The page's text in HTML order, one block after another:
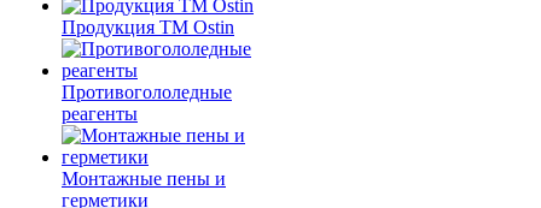
Продукция ТМ Ostin
Противогололедные
реагенты
Монтажные пены и
герметики